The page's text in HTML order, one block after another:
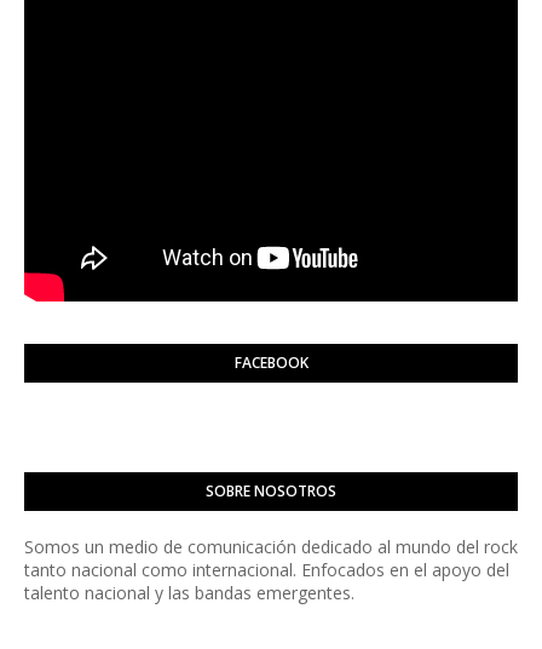
FACEBOOK
SOBRE NOSOTROS
Somos un medio de comunicación dedicado al mundo del rock
tanto nacional como internacional. Enfocados en el apoyo del
talento nacional y las bandas emergentes.